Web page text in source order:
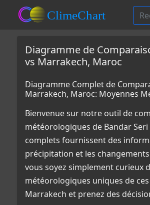
Diagramme de
vs Marrakech, Maroc
Diagramme Complet de
Marrakech, Maroc: Moyennes
Bienvenue sur notre outil de
météorologiques de Bandar
complets fournissent des
précipitation et les
vous soyez simplement curieux
météorologiques uniques de
Marrakech et prenez des